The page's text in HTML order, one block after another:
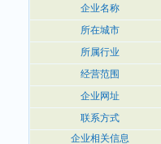
企业名称
所在城市
所属行业
经营范围
企业网址
联系方式
企业相关信息